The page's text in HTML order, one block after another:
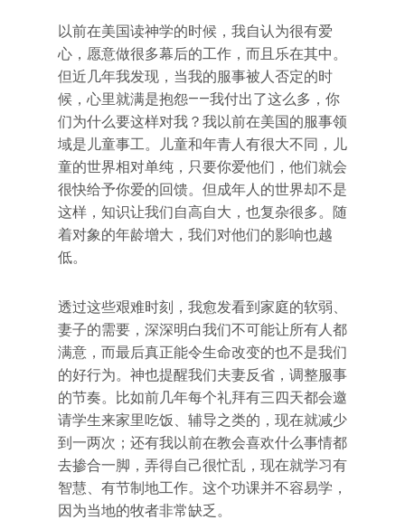
以前在美国读神学的时候，我自认为很有爱
心，愿意做很多幕后的工作，而且乐在其中。
但近几年我发现，当我的服事被人否定的时
候，心里就满是抱怨——我付出了这么多，你
们为什么要这样对我？我以前在美国的服事领
域是儿童事工。儿童和年青人有很大不同，儿
童的世界相对单纯，只要你爱他们，他们就会
很快给予你爱的回馈。但成年人的世界却不是
这样，知识让我们自高自大，也复杂很多。随
着对象的年龄增大，我们对他们的影响也越
低。
透过这些艰难时刻，我愈发看到家庭的软弱、
妻子的需要，深深明白我们不可能让所有人都
满意，而最后真正能令生命改变的也不是我们
的好行为。神也提醒我们夫妻反省，调整服事
的节奏。比如前几年每个礼拜有三四天都会邀
请学生来家里吃饭、辅导之类的，现在就减少
到一两次；还有我以前在教会喜欢什么事情都
去掺合一脚，弄得自己很忙乱，现在就学习有
智慧、有节制地工作。这个功课并不容易学，
因为当地的牧者非常缺乏。